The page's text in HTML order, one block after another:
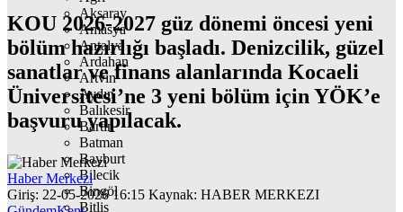
Aksaray
Amasya
Antalya
Ardahan
Artvin
Aydın
Balıkesir
Bartın
Batman
Bayburt
Bilecik
Bingöl
Bitlis
KOU 2026-2027 güz dönemi öncesi yeni
bölüm hazırlığı başladı. Denizcilik, güzel
sanatlar ve finans alanlarında Kocaeli
Üniversitesi’ne 3 yeni bölüm için YÖK’e
başvuru yapılacak.
Haber Merkezi
Giriş: 22-05-2026 16:15 Kaynak: HABER MERKEZI